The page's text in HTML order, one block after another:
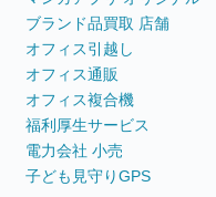
ブランド品買取 店舗
オフィス引越し
オフィス通販
オフィス複合機
福利厚生サービス
電力会社 小売
子ども見守りGPS